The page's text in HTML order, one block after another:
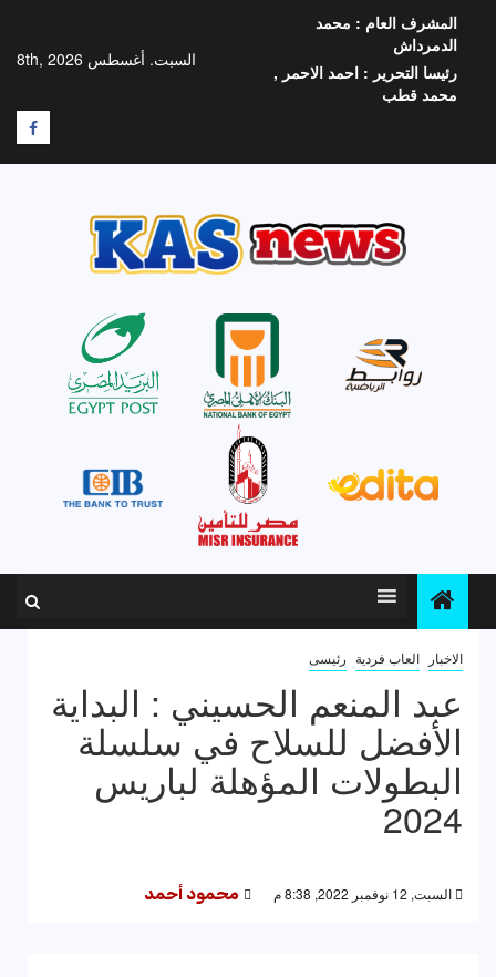
المحتوى
السبت. أغسطس 8th, 2026
المشرف العام : محمد
الدمرداش
رئيسا التحرير : احمد الاحمر ,
محمد قطب
F
الاخبار العاب فردية رئيسى
عبد المنعم الحسيني : البداية
الأفضل للسلاح في سلسلة
البطولات المؤهلة لباريس
2024
السبت, 12 نوفمبر 2022, 8:38 م محمود أحمد